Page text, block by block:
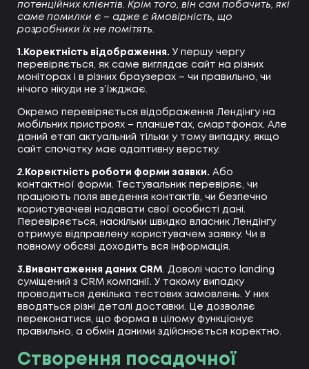
потенційних клієнтів. Крім того, він сам побачить, які
саме помилки є – адже є ймовірність, що
розробники їх не помітять.
1.Коректність відображення. У першу чергу
перевіряється, як саме виглядає сайт на різних
моніторах і в різних браузерах – чи правильно, чи
нічого нікуди не з’їжджає.
Окремо перевіряється відображення Лендінгу на
мобільних пристроях – планшетах, смартфонах. Але
даний етап актуальний тільки у тому випадку, якщо
сайт спочатку має адаптивну верстку.
2. Коректність роботи форми заявки. Або
контактної форми. Тестувальник перевіряє, чи
працюють поля введення контактів, чи безпечно
користувачеві надавати свої особисті дані.
Перевіряється, наскільки швидко власник Лендінгу
отримує відправлену користувачем заявку. Чи в
повному обсязі доходить вся інформація.
3. Вивантаження даних CRM. Доволі часто landing
суміщений з CRM компанії. У такому випадку
проводиться декілька тестових замовлень. У них
вводяться різні деталі доставки. Це дозволяє
переконатися, що форма в цілому функціонує
правильно, а обмін даними здійснюється коректно.
Створення посадочної